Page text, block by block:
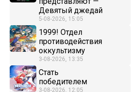
Девятый джедай
5-08-2026, 15:05
1999! Отдел
противодействия
оккультизму
3-08-2026, 13:35
Стать
победителем
3-08-2026, 12:05